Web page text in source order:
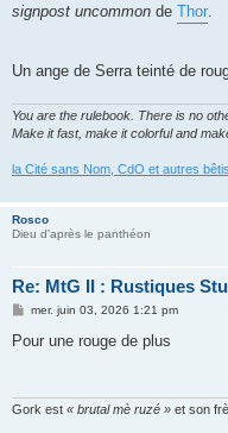
signpost uncommon de Thor.
Un ange de Serra teinté de
You are the rulebook. There is no
Make it fast, make it colorful and
la Cité sans Nom, CdO et autres
Rosco
Dieu d'après le panthéon
Re: MtG II : Rustiques
M
s
mer. juin 03, 2026 1:21 pm
Pour une rouge de plus
Gork est « brutal mè ruzé » et son